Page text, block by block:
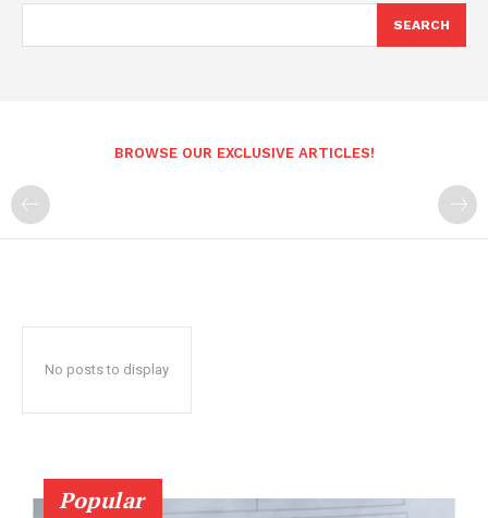
SEARCH
BROWSE OUR EXCLUSIVE ARTICLES!
No posts to display
Popular